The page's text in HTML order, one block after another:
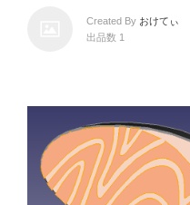
Created By おけてぃ
出品数 1